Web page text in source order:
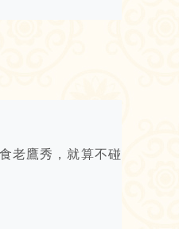
老鷹秀，就算不碰